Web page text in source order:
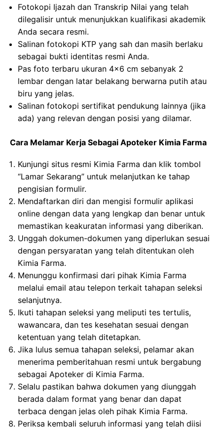
Fotokopi Ijazah dan Transkrip Nilai yang telah
dilegalisir untuk menunjukkan kualifikasi akademik
Anda secara resmi.
Salinan fotokopi KTP yang sah dan masih berlaku
sebagai bukti identitas resmi Anda.
Pas foto terbaru ukuran 4×6 cm sebanyak 2
lembar dengan latar belakang berwarna putih atau
biru yang jelas.
Salinan fotokopi sertifikat pendukung lainnya (jika
ada) yang relevan dengan posisi yang dilamar.
Cara Melamar Kerja Sebagai Apoteker Kimia Farma
Kunjungi situs resmi Kimia Farma dan klik tombol
“Lamar Sekarang” untuk melanjutkan ke tahap
pengisian formulir.
Mendaftarkan diri dan mengisi formulir aplikasi
online dengan data yang lengkap dan benar untuk
memastikan keakuratan informasi yang diberikan.
Unggah dokumen-dokumen yang diperlukan sesuai
dengan persyaratan yang telah ditentukan oleh
Kimia Farma.
Menunggu konfirmasi dari pihak Kimia Farma
melalui email atau telepon terkait tahapan seleksi
selanjutnya.
Ikuti tahapan seleksi yang meliputi tes tertulis,
wawancara, dan tes kesehatan sesuai dengan
ketentuan yang telah ditetapkan.
Jika lulus semua tahapan seleksi, pelamar akan
menerima pemberitahuan resmi untuk bergabung
sebagai Apoteker di Kimia Farma.
Selalu pastikan bahwa dokumen yang diunggah
berada dalam format yang benar dan dapat
terbaca dengan jelas oleh pihak Kimia Farma.
Periksa kembali seluruh informasi yang telah diisi